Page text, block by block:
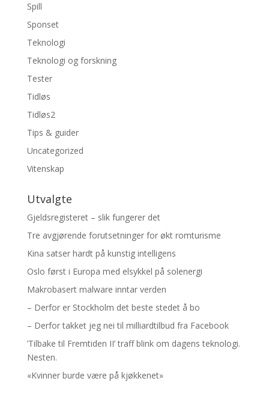
Spill
Sponset
Teknologi
Teknologi og forskning
Tester
Tidløs
Tidløs2
Tips & guider
Uncategorized
Vitenskap
Utvalgte
Gjeldsregisteret – slik fungerer det
Tre avgjørende forutsetninger for økt romturisme
Kina satser hardt på kunstig intelligens
Oslo først i Europa med elsykkel på solenergi
Makrobasert malware inntar verden
– Derfor er Stockholm det beste stedet å bo
– Derfor takket jeg nei til milliardtilbud fra Facebook
’Tilbake til Fremtiden II’ traff blink om dagens teknologi.
Nesten.
«Kvinner burde være på kjøkkenet»